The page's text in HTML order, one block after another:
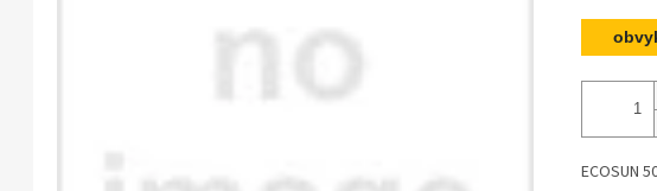
Měrná
cena:
ECOSUN